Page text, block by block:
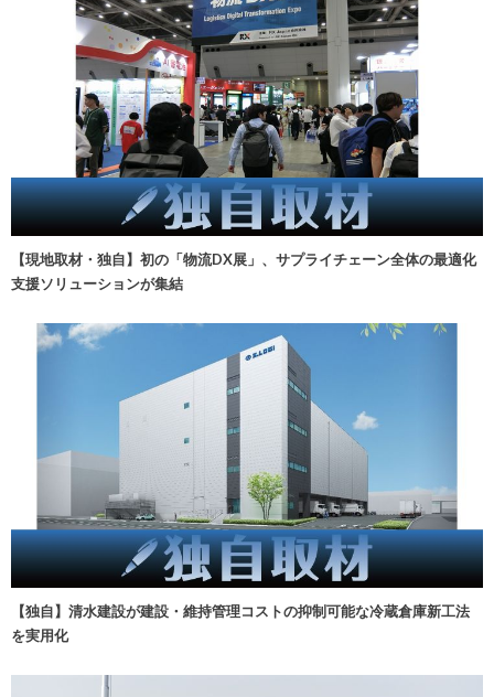
【現地取材・独自】初の「物流DX展」、サプライチェーン全体の最適化
支援ソリューションが集結
【独自】清水建設が建設・維持管理コストの抑制可能な冷蔵倉庫新工法
を実用化